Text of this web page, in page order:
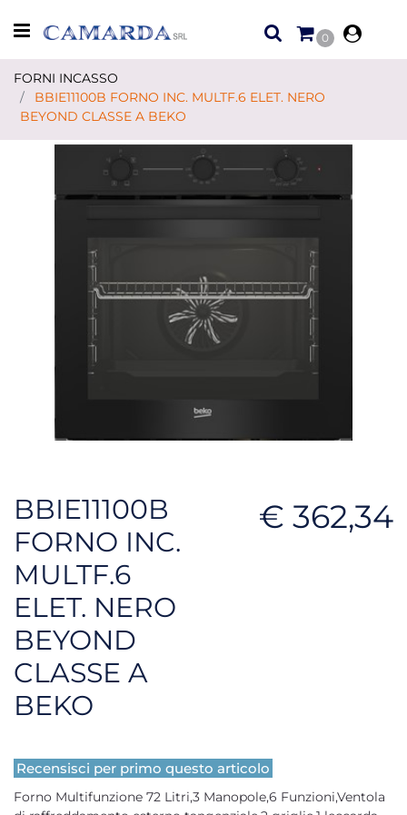
Open menu
0
FORNI INCASSO
BBIE11100B FORNO INC. MULTF.6 ELET. NERO
BEYOND CLASSE A BEKO
BBIE11100B
FORNO INC.
MULTF.6
ELET. NERO
BEYOND
CLASSE A
BEKO
€ 362,34
Recensisci per primo questo articolo
Forno Multifunzione 72 Litri,3 Manopole,6 Funzioni,Ventola